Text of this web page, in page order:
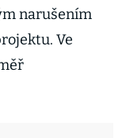
narušením
Ve